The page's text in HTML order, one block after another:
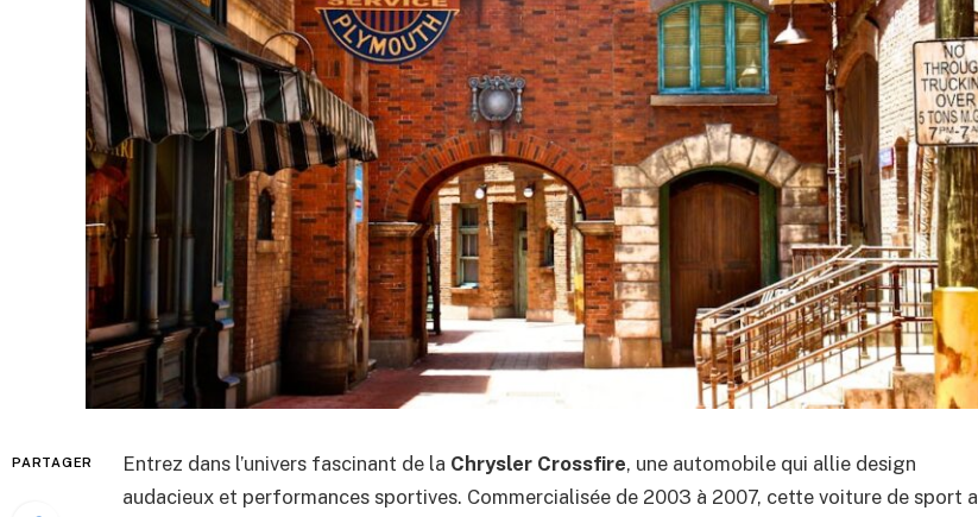
PARTAGER Entrez dans l’univers fascinant de la Chrysler Crossfire, une automobile qui allie design
audacieux et performances sportives. Commercialisée de 2003 à 2007, cette voiture de sport a